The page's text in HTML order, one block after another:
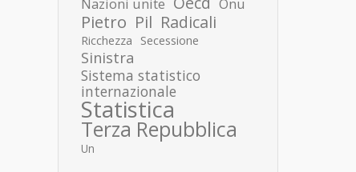
Pietro Pil Radicali
Ricchezza Secessione
Sinistra
Sistema statistico
internazionale
Statistica
Terza Repubblica
Un